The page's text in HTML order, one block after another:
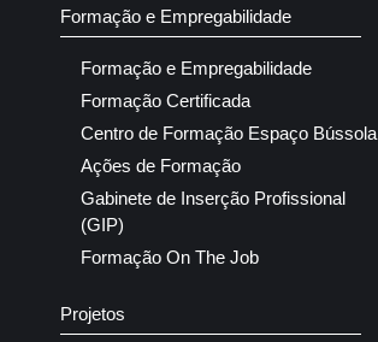
Formação e Empregabilidade
Formação e Empregabilidade
Formação Certificada
Centro de Formação Espaço Bússola
Ações de Formação
Gabinete de Inserção Profissional
(GIP)
Formação On The Job
Projetos